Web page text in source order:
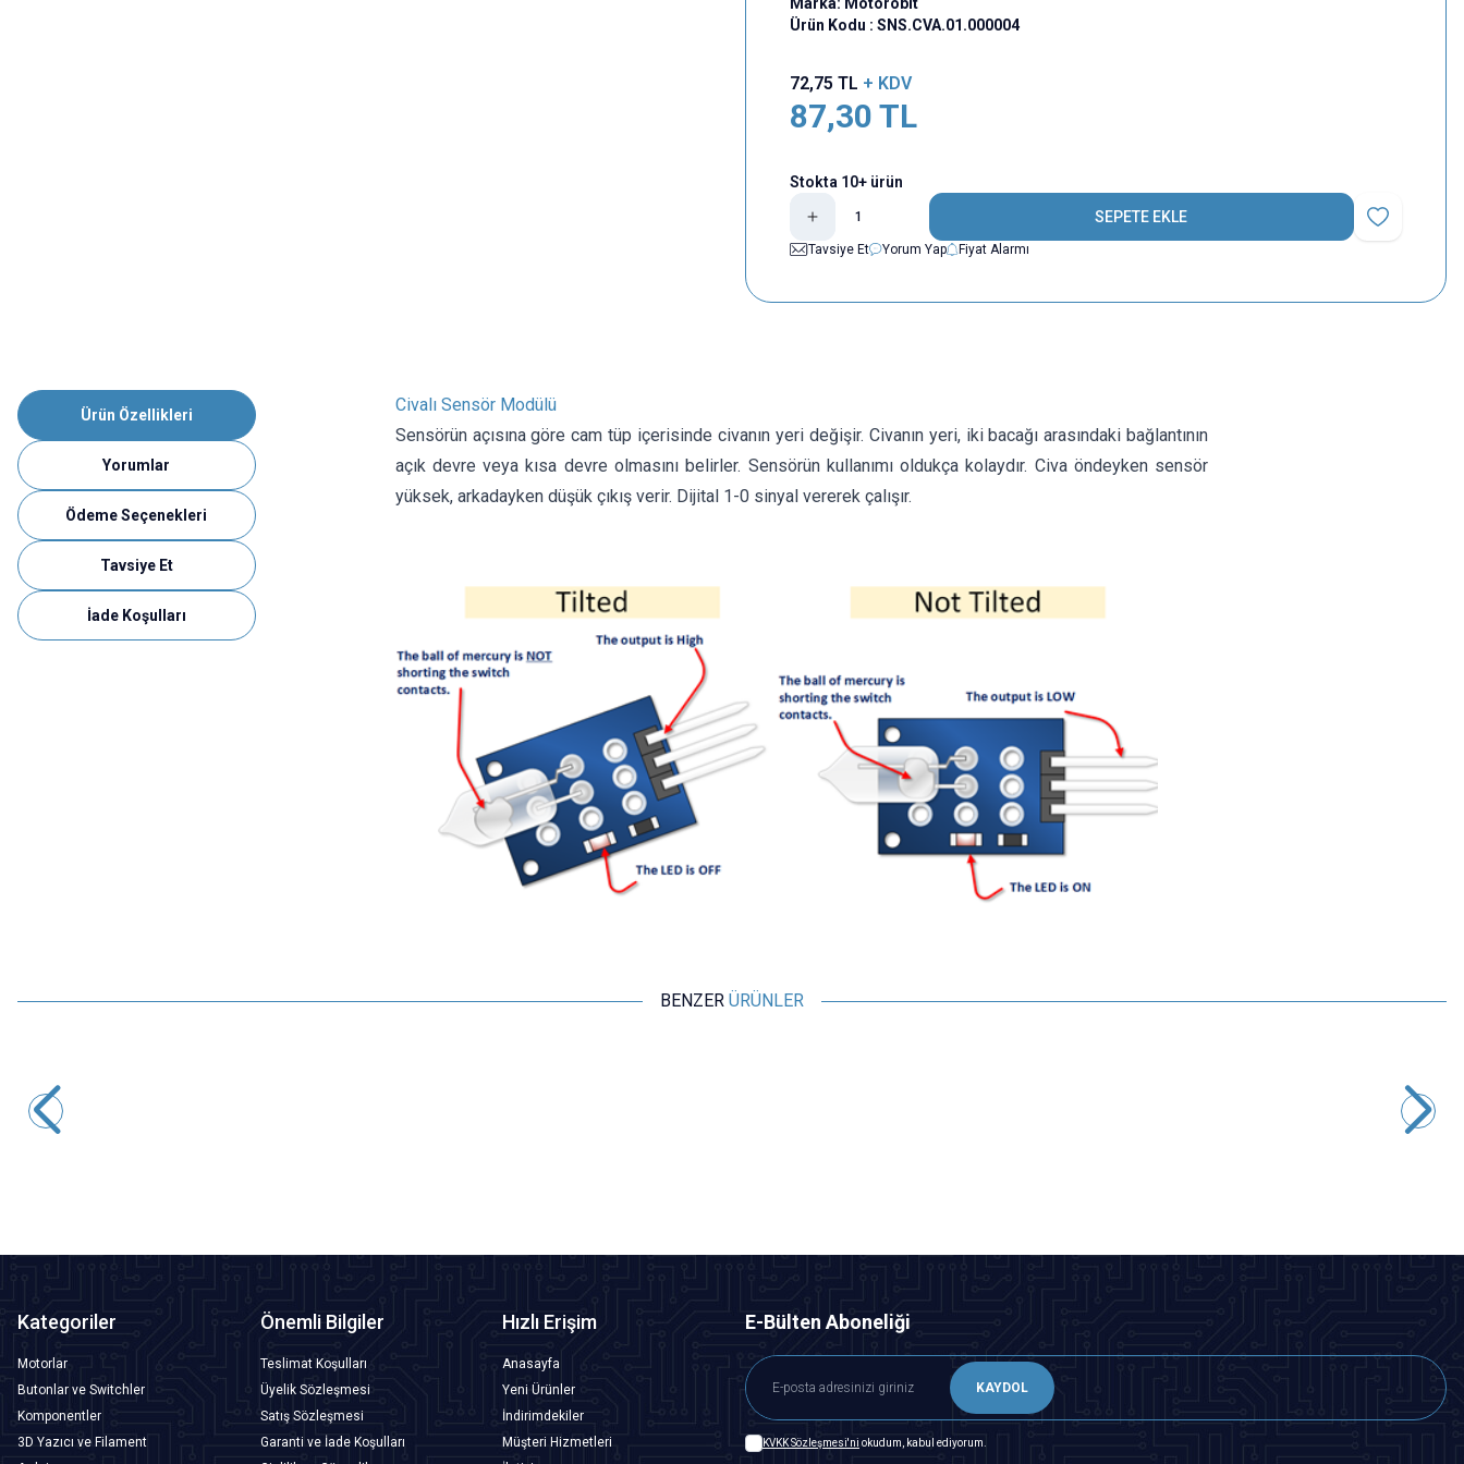
Ürün Kodu : SNS.CVA.01.000004
72,75 TL + KDV
87,30 TL
Stokta 10+ ürün
SEPETE EKLE
Favoriye Ekle
Tavsiye Et
Yorum Yap Fiyat Alarmı
Ürün Özellikleri
Yorumlar
Ödeme Seçenekleri
Tavsiye Et
İade Koşulları
Civalı Sensör Modülü
Sensörün açısına göre cam tüp içerisinde civanın yeri değişir. Civanın yeri, iki bacağı arasındaki bağlantının
açık devre veya kısa devre olmasını belirler. Sensörün kullanımı oldukça kolaydır. Civa öndeyken sensör
yüksek, arkadayken düşük çıkış verir. Dijital 1-0 sinyal vererek çalışır.
BENZER ÜRÜNLER
Kategoriler
Motorlar
Butonlar ve Switchler
Komponentler
3D Yazıcı ve Filament
Önemli Bilgiler
Teslimat Koşulları
Üyelik Sözleşmesi
Satış Sözleşmesi
Garanti ve İade Koşulları
Hızlı Erişim
Anasayfa
Yeni Ürünler
İndirimdekiler
Müşteri Hizmetleri
E-Bülten Aboneliği
KAYDOL
KVKK Sözleşmesi'ni okudum, kabul ediyorum.